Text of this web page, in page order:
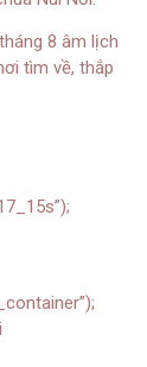
8 âm lịch
tìm về, thắp